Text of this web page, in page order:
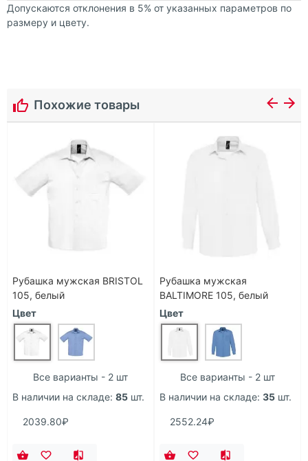
Допускаются отклонения в 5% от указанных параметров по
размеру и цвету.
Похожие товары
Рубашка мужская BRISTOL
105, белый
Цвет
Все варианты - 2 шт
В наличии на складе: 85 шт.
2039.80₽
Рубашка мужская
BALTIMORE 105, белый
Цвет
Все варианты - 2 шт
В наличии на складе: 35 шт.
2552.24₽